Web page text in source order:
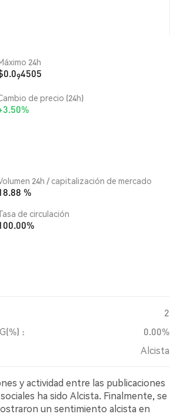
24h
94505
de precio (24h)
24h / capitalización de mercado
%
de circulación
2
:
0.00%
Alcista
y actividad entre las publicaciones
ha sido Alcista. Finalmente, se
un sentimiento alcista en